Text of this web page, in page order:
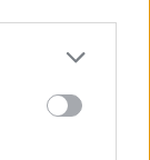
more Google
may click to
tags to
Google